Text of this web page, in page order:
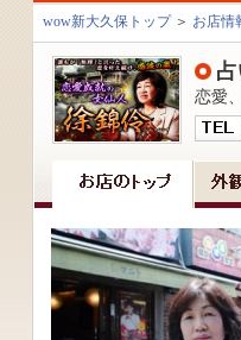
wow新大久保トップ＞ お店情
恋愛